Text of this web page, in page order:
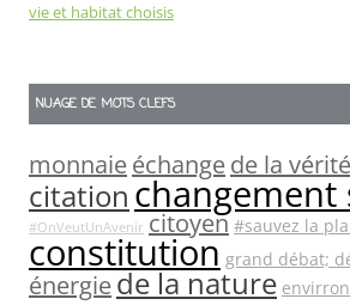
vie et habitat choisis
NUAGE DE MOTS CLEFS
monnaieéchangede la vérité
citation changement
#OnVeutUnAvenir citoyen #sauvez la
constitution grand débat;
énergiede la nature